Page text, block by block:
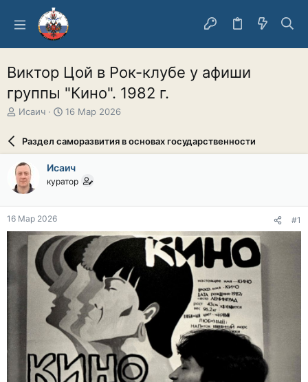
Виктор Цой в Рок-клубе у афиши
группы "Кино". 1982 г.
А
о
р
т
е
м
ы
Исаич
Д
а
а
ч
л
16 Мар 2026
Раздел саморазвития в основах государственности
Исаич
куратор
16 Мар 2026 #1